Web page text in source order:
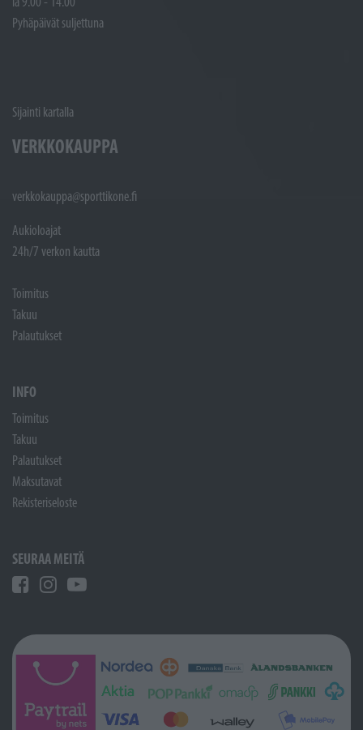
Pyhäpäivät suljettuna
Sijainti kartalla
VERKKOKAUPPA
verkkokauppa@sporttikone.fi
Aukioloajat
24h/7 verkon kautta
Toimitus
Takuu
Palautukset
INFO
Toimitus
Takuu
Palautukset
Maksutavat
Rekisteriseloste
SEURAA MEITÄ